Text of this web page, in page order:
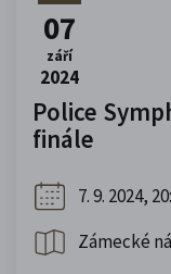
07
září
2024
Police
finále
7. 9. 2024,
Zámecké